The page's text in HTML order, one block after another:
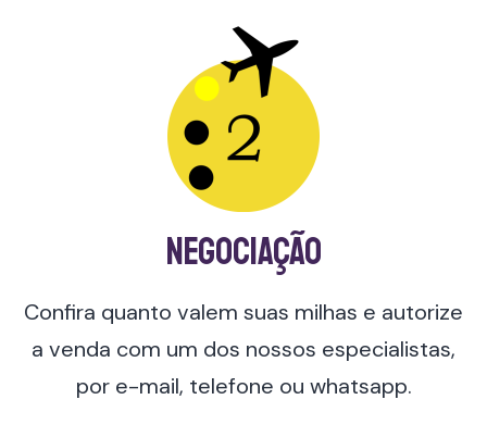
negociação
Confira quanto valem suas milhas e autorize
a venda com um dos nossos especialistas,
por e-mail, telefone ou whatsapp.